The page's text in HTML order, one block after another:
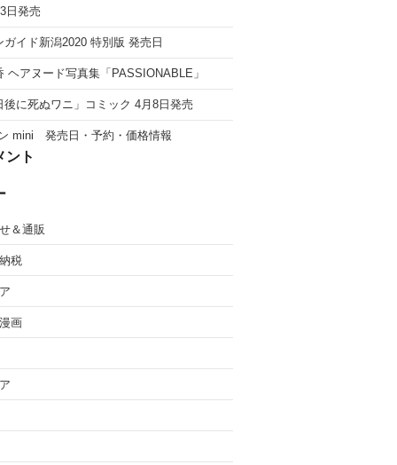
日発売
ガイド新潟2020 特別版 発売日
ヘアヌード写真集「PASSIONABLE」
後に死ぬワニ」コミック 4月8日発売
mini 発売日・予約・価格情報
ント
＆通販
税
画